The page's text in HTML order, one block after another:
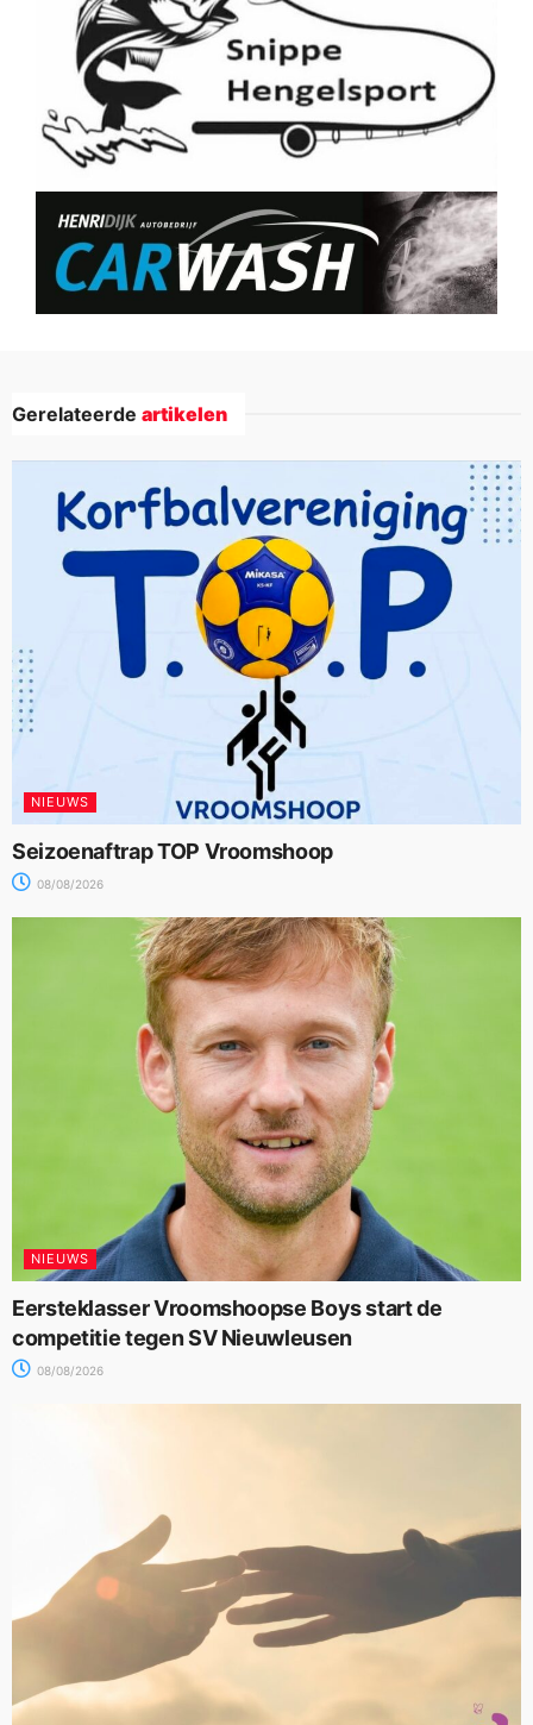
Gerelateerde artikelen
NIEUWS
Seizoenaftrap TOP Vroomshoop
08/08/2026
NIEUWS
Eersteklasser Vroomshoopse Boys start de
competitie tegen SV Nieuwleusen
08/08/2026